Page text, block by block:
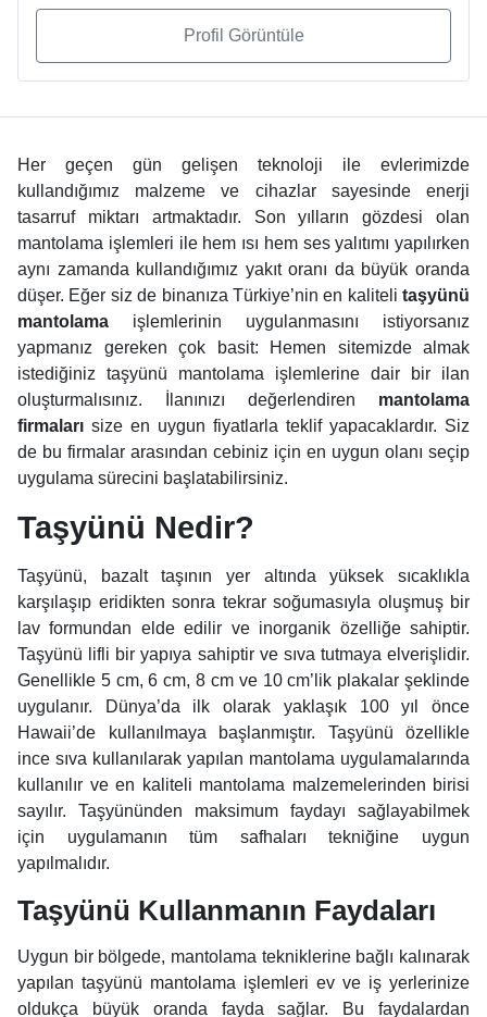
Profil Görüntüle
Her geçen gün gelişen teknoloji ile evlerimizde
kullandığımız malzeme ve cihazlar sayesinde enerji
tasarruf miktarı artmaktadır. Son yılların gözdesi olan
mantolama işlemleri ile hem ısı hem ses yalıtımı yapılırken
aynı zamanda kullandığımız yakıt oranı da büyük oranda
düşer. Eğer siz de binanıza Türkiye’nin en kaliteli taşyünü
mantolama işlemlerinin uygulanmasını istiyorsanız
yapmanız gereken çok basit: Hemen sitemizde almak
istediğiniz taşyünü mantolama işlemlerine dair bir ilan
oluşturmalısınız. İlanınızı değerlendiren mantolama
firmaları size en uygun fiyatlarla teklif yapacaklardır. Siz
de bu firmalar arasından cebiniz için en uygun olanı seçip
uygulama sürecini başlatabilirsiniz.
Taşyünü Nedir?
Taşyünü, bazalt taşının yer altında yüksek sıcaklıkla
karşılaşıp eridikten sonra tekrar soğumasıyla oluşmuş bir
lav formundan elde edilir ve inorganik özelliğe sahiptir.
Taşyünü lifli bir yapıya sahiptir ve sıva tutmaya elverişlidir.
Genellikle 5 cm, 6 cm, 8 cm ve 10 cm’lik plakalar şeklinde
uygulanır. Dünya’da ilk olarak yaklaşık 100 yıl önce
Hawaii’de kullanılmaya başlanmıştır. Taşyünü özellikle
ince sıva kullanılarak yapılan mantolama uygulamalarında
kullanılır ve en kaliteli mantolama malzemelerinden birisi
sayılır. Taşyününden maksimum faydayı sağlayabilmek
için uygulamanın tüm safhaları tekniğine uygun
yapılmalıdır.
Taşyünü Kullanmanın Faydaları
Uygun bir bölgede, mantolama tekniklerine bağlı kalınarak
yapılan taşyünü mantolama işlemleri ev ve iş yerlerinize
oldukça büyük oranda fayda sağlar. Bu faydalardan